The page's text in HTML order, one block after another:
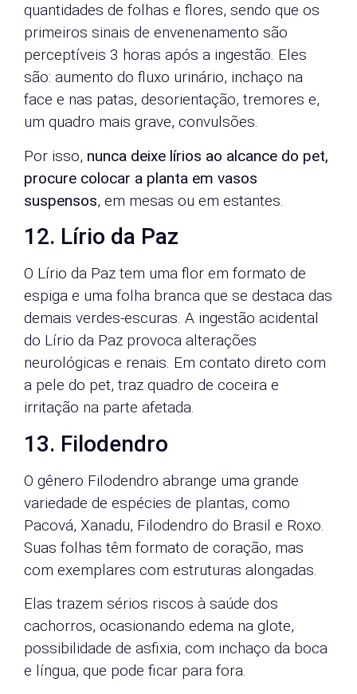
quantidades de folhas e flores, sendo que os
primeiros sinais de envenenamento são
perceptíveis 3 horas após a ingestão. Eles
são: aumento do fluxo urinário, inchaço na
face e nas patas, desorientação, tremores e,
um quadro mais grave, convulsões.
Por isso, nunca deixe lírios ao alcance do pet,
procure colocar a planta em vasos
suspensos, em mesas ou em estantes.
12. Lírio da Paz
O Lírio da Paz tem uma flor em formato de
espiga e uma folha branca que se destaca das
demais verdes-escuras. A ingestão acidental
do Lírio da Paz provoca alterações
neurológicas e renais. Em contato direto com
a pele do pet, traz quadro de coceira e
irritação na parte afetada.
13. Filodendro
O gênero Filodendro abrange uma grande
variedade de espécies de plantas, como
Pacová, Xanadu, Filodendro do Brasil e Roxo.
Suas folhas têm formato de coração, mas
com exemplares com estruturas alongadas.
Elas trazem sérios riscos à saúde dos
cachorros, ocasionando edema na glote,
possibilidade de asfixia, com inchaço da boca
e língua, que pode ficar para fora.